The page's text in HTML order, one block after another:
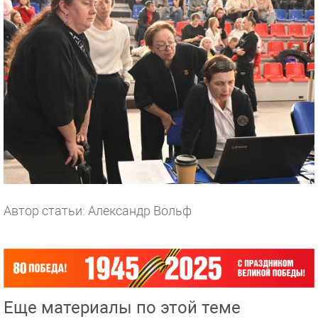
Автор статьи: Александр Вольф
Еще материалы по этой теме